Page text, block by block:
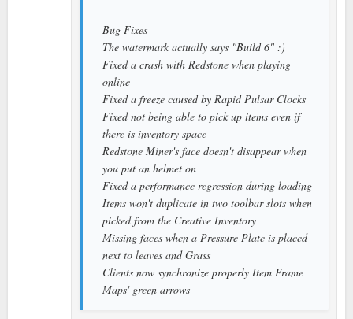
Bug Fixes
The watermark actually says "Build 6" :)
Fixed a crash with Redstone when playing
online
Fixed a freeze caused by Rapid Pulsar Clocks
Fixed not being able to pick up items even if
there is inventory space
Redstone Miner's face doesn't disappear when
you put an helmet on
Fixed a performance regression during loading
Items won't duplicate in two toolbar slots when
picked from the Creative Inventory
Missing faces when a Pressure Plate is placed
next to leaves and Grass
Clients now synchronize properly Item Frame
Maps' green arrows